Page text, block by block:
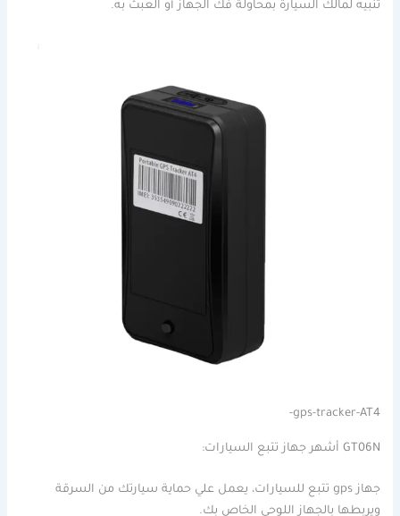
تنبيه لمالك السيارة بمحاولة فك الجهاز أو العبث به.
gps-tracker-AT4-
GT06N أشهر جهاز تتبع السيارات:
جهاز gps تتبع للسيارات، يعمل علي حماية سيارتك من السرقة
ويربطها بالجهاز اللوحي الخاص بك.